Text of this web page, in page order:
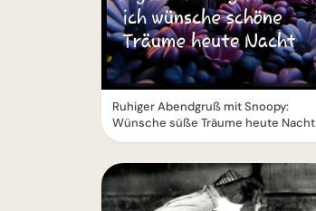
Ruhiger Abendgruß mit Snoopy:
Wünsche süße Träume heute Nacht